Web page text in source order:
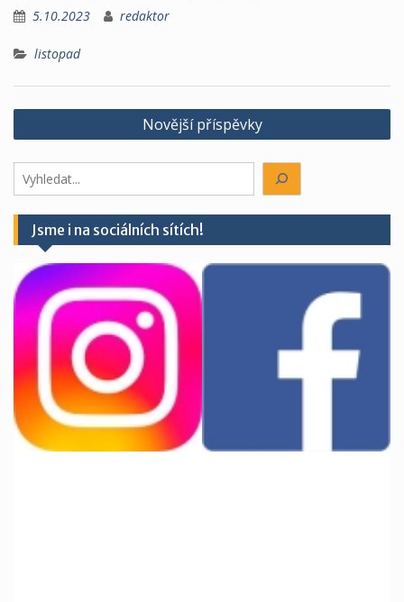
5.10.2023 redaktor
listopad
Navigace
pro
příspěvky
Novější příspěvky
Hledáte
něco?
Jsme i na sociálních sítích!